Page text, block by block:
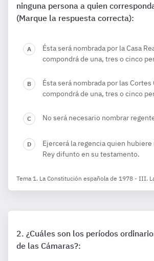
ninguna persona a quien
(Marque la respuesta correcta):
Ésta será nombrada por la Casa
compondrá de una, tres o cinco
Ésta será nombrada por las Cortes
compondrá de una, tres o cinco
No será necesario nombrar
Ejercerá la regencia quien
Rey difunto en su testamento.
Tema 1. La Constitución española de 1978 - III.
¿Cuáles son los períodos
de las Cámaras?: